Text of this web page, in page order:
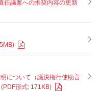
任議案への推奨内容の更新
について（議決権行使助言
形式: 171KB)